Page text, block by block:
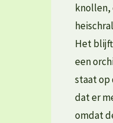
knollen,
Het
een
staat op
dat er
omdat